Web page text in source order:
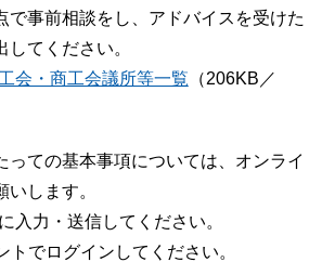
で事前相談をし、アドバイスを受けた
してください。
会・商工会議所等一覧 （206KB／
っての基本事項については、オンライ
いします。
に入力・送信してください。
でログインしてください。